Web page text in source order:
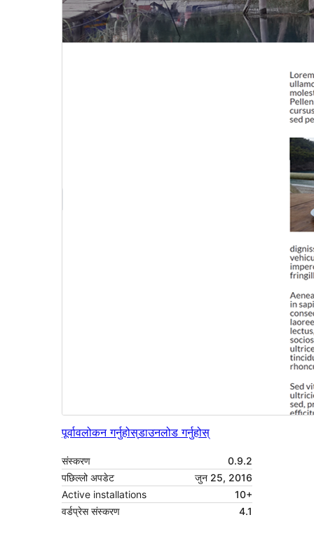
पूर्वावलोकन गर्नुहोस्डाउनलोड गर्नुहोस्
संस्करण
0.9.2
पछिल्लो अपडेट
जुन 25, 2016
Active installations
10+
वर्डप्रेस संस्करण
4.1